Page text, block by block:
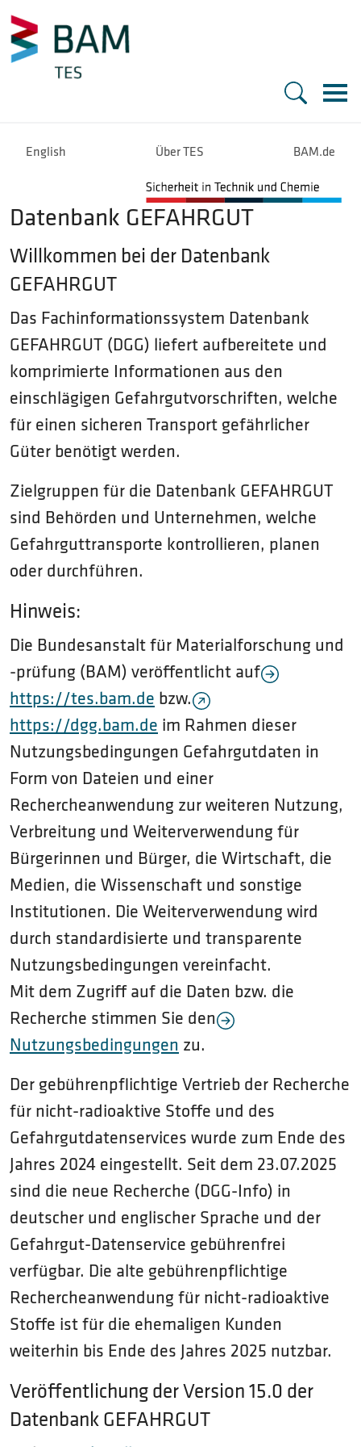
English Über TES BAM.de
Datenbank GEFAHRGUT
Willkommen bei der Datenbank
GEFAHRGUT
Das Fachinformationssystem Datenbank
GEFAHRGUT (DGG) liefert aufbereitete und
komprimierte Informationen aus den
einschlägigen Gefahrgutvorschriften, welche
für einen sicheren Transport gefährlicher
Güter benötigt werden.
Zielgruppen für die Datenbank GEFAHRGUT
sind Behörden und Unternehmen, welche
Gefahrguttransporte kontrollieren, planen
oder durchführen.
Hinweis:
Die Bundesanstalt für Materialforschung und
-prüfung (BAM) veröffentlicht auf
https://tes.bam.de bzw.
https://dgg.bam.de im Rahmen dieser
Nutzungsbedingungen Gefahrgutdaten in
Form von Dateien und einer
Rechercheanwendung zur weiteren Nutzung,
Verbreitung und Weiterverwendung für
Bürgerinnen und Bürger, die Wirtschaft, die
Medien, die Wissenschaft und sonstige
Institutionen. Die Weiterverwendung wird
durch standardisierte und transparente
Nutzungsbedingungen vereinfacht.
Mit dem Zugriff auf die Daten bzw. die
Recherche stimmen Sie den
Nutzungsbedingungen zu.
Der gebührenpflichtige Vertrieb der Recherche
für nicht-radioaktive Stoffe und des
Gefahrgutdatenservices wurde zum Ende des
Jahres 2024 eingestellt. Seit dem 23.07.2025
sind die neue Recherche (DGG-Info) in
deutscher und englischer Sprache und der
Gefahrgut-Datenservice gebührenfrei
verfügbar. Die alte gebührenpflichtige
Rechercheanwendung für nicht-radioaktive
Stoffe ist für die ehemaligen Kunden
weiterhin bis Ende des Jahres 2025 nutzbar.
Veröffentlichung der Version 15.0 der
Datenbank GEFAHRGUT